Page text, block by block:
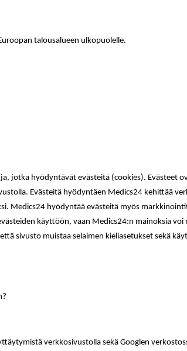
talousalueen ulkopuolelle.
jotka hyödyntävät evästeitä (cookies). Evästeet
Evästeitä hyödyntäen Medics24 kehittää
Medics24 hyödyntää evästeitä myös
käyttöön, vaan Medics24:n mainoksia
sivusto muistaa selaimen kieliasetukset sekä
verkkosivustolla sekä Googlen